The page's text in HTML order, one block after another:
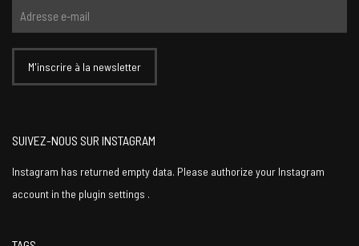
SUIVEZ-NOUS SUR INSTAGRAM
Instagram has returned empty data. Please authorize your Instagram
account in the plugin settings .